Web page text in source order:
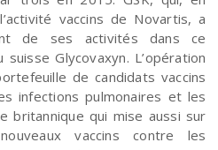
vaccins de Novartis, a
de ses activités dans ce
Glycovaxyn. L’opération
de candidats vaccins
infections pulmonaires et les
britannique qui mise aussi sur
vaccins contre les